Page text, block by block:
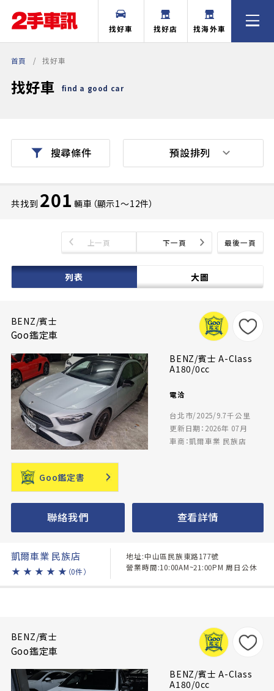
找好車 找好店 找海外車
首頁 找好車
找好車 find a good car
搜尋條件
共找到 201 輛車（顯示1〜12件）
最後一頁
上一頁 下一頁
列表 大圖
預設排列
BENZ/賓士
Goo鑑定車
BENZ/賓士 A-Class
A180/0cc
電洽
台北市/2025/9.7千公里
更新日期：2026年 07月
車商：凱爾車業 民族店
Goo鑑定書
聯絡我們 查看詳情
凱爾車業 民族店
★ ★ ★ ★ ★ （0件）
地址:中山區民族東路177號
營業時間:10:00AM~21:00PM 周日公休
BENZ/賓士
Goo鑑定車
BENZ/賓士 A-Class
A180/0cc